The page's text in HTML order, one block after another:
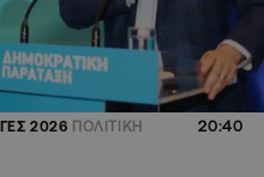
2026 ΠΟΛΙΤΙΚΗ 20:40